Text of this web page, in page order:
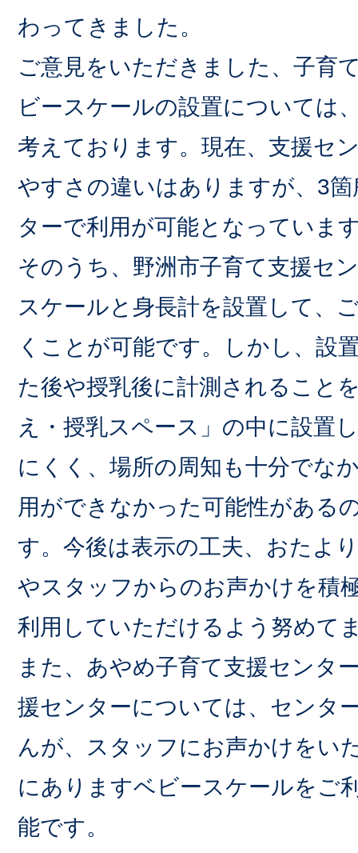
わってきました。
ご意見をいただきました、子育
ビースケールの設置については
考えております。現在、支援セ
やすさの違いはありますが、3
ターで利用が可能となっていま
そのうち、野洲市子育て支援セ
スケールと身長計を設置して、
くことが可能です。しかし、設
た後や授乳後に計測されること
え・授乳スペース」の中に設置
にくく、場所の周知も十分でな
用ができなかった可能性がある
す。今後は表示の工夫、おたよ
やスタッフからのお声かけを積
利用していただけるよう努めて
また、あやめ子育て支援センタ
援センターについては、センタ
んが、スタッフにお声かけをい
にありますベビースケールをご
能です。